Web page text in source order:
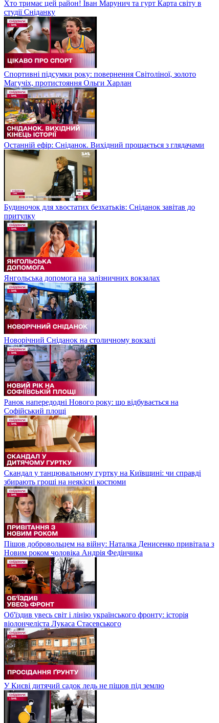
Хто тримає цей район! Іван Марунич та гурт Карта світу в
студії Сніданку
Спортивні підсумки року: повернення Світоліної, золото
Магучіх, протистояння Ольги Харлан
Останній ефір: Сніданок. Вихідний прощається з глядачами
Будиночок для хвостатих безхатьків: Сніданок завітав до
притулку
Янгольська допомога на залізничних вокзалах
Новорічний Сніданок на столичному вокзалі
Ранок напередодні Нового року: що відбувається на
Софійський площі
Скандал у танцювальному гуртку на Київщині: чи справді
збирають гроші на неякісні костюми
Пішов добровольцем на війну: Наталка Денисенко привітала з
Новим роком чоловіка Андрія Федінчика
Об'їздив увесь світ і лінію українського фронту: історія
віолончеліста Лукаса Стасевського
У Києві дитячий садок ледь не пішов під землю